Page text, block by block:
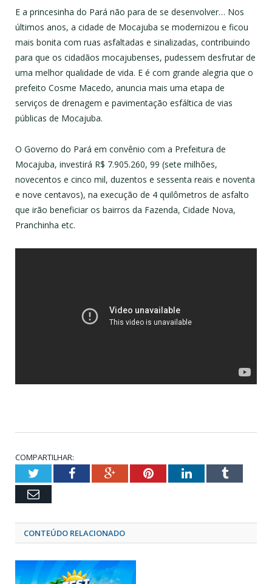
E a princesinha do Pará não para de se desenvolver… Nos
últimos anos, a cidade de Mocajuba se modernizou e ficou
mais bonita com ruas asfaltadas e sinalizadas, contribuindo
para que os cidadãos mocajubenses, pudessem desfrutar de
uma melhor qualidade de vida. E é com grande alegria que o
prefeito Cosme Macedo, anuncia mais uma etapa de
serviços de drenagem e pavimentação esfáltica de vias
públicas de Mocajuba.
O Governo do Pará em convênio com a Prefeitura de
Mocajuba, investirá R$ 7.905.260, 99 (sete milhões,
novecentos e cinco mil, duzentos e sessenta reais e noventa
e nove centavos), na execução de 4 quilômetros de asfalto
que irão beneficiar os bairros da Fazenda, Cidade Nova,
Pranchinha etc.
COMPARTILHAR:
TwitterFacebookGoogle+PinterestLinkedInTumblr
Email
CONTEÚDO RELACIONADO